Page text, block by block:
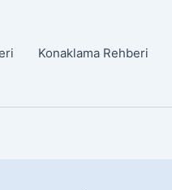
Konaklama Rehberi